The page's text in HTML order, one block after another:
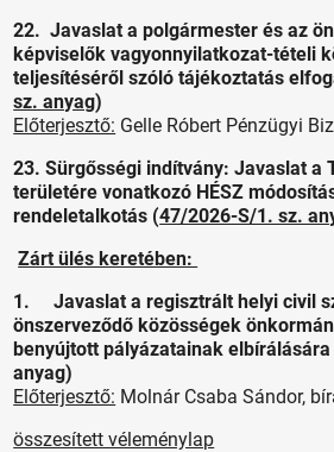
22. Javaslat a polgármester és az
képviselők vagyonnyilatkozat-tételi
teljesítéséről szóló tájékoztatás
sz. anyag)
Előterjesztő: Gelle Róbert Pénzügyi
23. Sürgősségi indítvány: Javaslat a
területére vonatkozó HÉSZ
rendeletalkotás (47/2026-S/1. sz.
Zárt ülés keretében:
1. Javaslat a regisztrált helyi civil
önszerveződő közösségek
benyújtott pályázatainak
anyag)
Előterjesztő: Molnár Csaba Sándor,
összesített véleménylap